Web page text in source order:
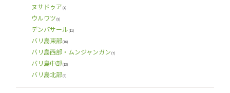
ヌサドゥア (4)
ウルワツ (9)
デンパサール (11)
バリ島東部(16)
バリ島西部・ムンジャンガン (7)
バリ島中部(13)
バリ島北部(9)